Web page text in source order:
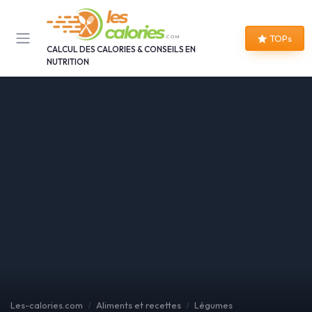
CALCUL DES CALORIES & CONSEILS EN
NUTRITION
TOPs
Les-calories.com Aliments et recettes Légumes
Panneau de gestion des cookies